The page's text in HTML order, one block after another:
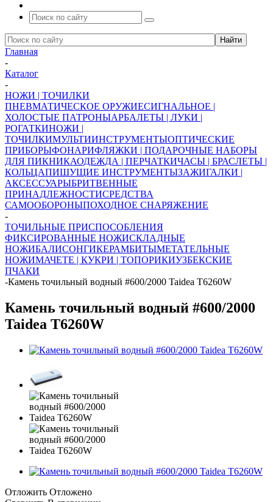
Главная
-
Каталог
-
НОЖИ | ТОЧИЛКИ
ПНЕВМАТИЧЕСКОЕ ОРУЖИЕСИГНАЛЬНОЕ |
ХОЛОСТЫЕ ПАТРОНЫАРБАЛЕТЫ | ЛУКИ |
РОГАТКИНОЖИ |
ТОЧИЛКИМУЛЬТИИНСТРУМЕНТЫОПТИЧЕСКИЕ
ПРИБОРЫФОНАРИФЛЯЖКИ | ПОДАРОЧНЫЕ НАБОРЫ
ДЛЯ ПИКНИКАОДЕЖДА | ПЕРЧАТКИЧАСЫ | БРАСЛЕТЫ |
КОЛЬЦАПИШУЩИЕ ИНСТРУМЕНТЫЗАЖИГАЛКИ |
АКСЕССУАРЫБРИТВЕННЫЕ
ПРИНАДЛЕЖНОСТИСРЕДСТВА
САМООБОРОНЫПОХОДНОЕ СНАРЯЖЕНИЕ
-
ТОЧИЛЬНЫЕ ПРИСПОСОБЛЕНИЯ
ФИКСИРОВАННЫЕ НОЖИСКЛАДНЫЕ
НОЖИБАЛИСОНГИКЕРАМБИТЫМЕТАТЕЛЬНЫЕ
НОЖИМАЧЕТЕ | КУКРИ | ТОПОРИКИУЗБЕКСКИЕ
ПЧАКИ
-Камень точильный водный #600/2000 Taidea T6260W
Камень точильный водный #600/2000
Taidea T6260W
Отложить Отложено